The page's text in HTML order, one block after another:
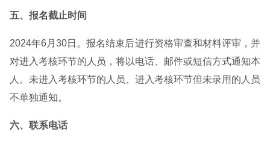
五、报名截止时间
2024年6月30日。报名结束后进行资格审查和材料评审，并
对进入考核环节的人员，将以电话、邮件或短信方式通知本
人。未进入考核环节的人员、进入考核环节但未录用的人员
不单独通知。
六、联系电话